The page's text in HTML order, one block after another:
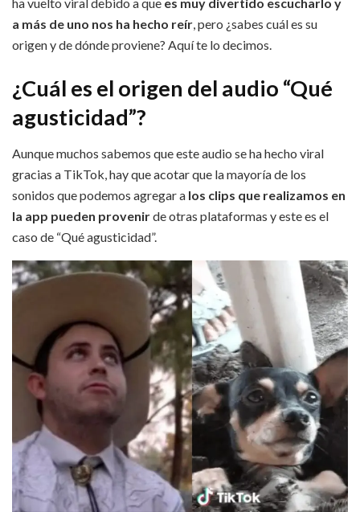
a más de uno nos ha hecho reír, pero ¿sabes cuál es su
origen y de dónde proviene? Aquí te lo decimos.
¿Cuál es el origen del audio “Qué
agusticidad”?
Aunque muchos sabemos que este audio se ha hecho viral
gracias a TikTok, hay que acotar que la mayoría de los
sonidos que podemos agregar a los clips que realizamos en
la app pueden provenirde otras plataformas y este es el
caso de “Qué agusticidad”.